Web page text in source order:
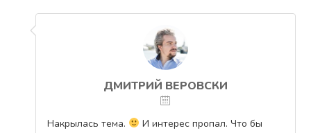
ДМИТРИЙ ВЕРОВСКИ
Накрылась тема.
И интерес пропал. Что бы